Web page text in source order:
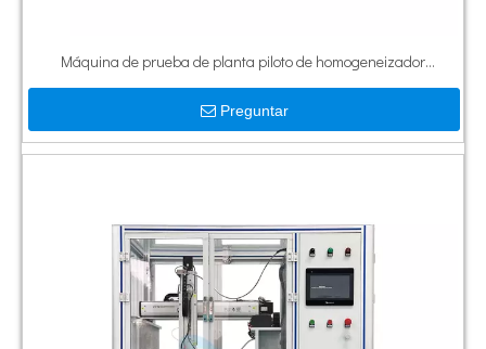
Máquina de prueba de planta piloto de homogeneizador
ultrasónico de alta eficiencia con bomba y tanque
Preguntar